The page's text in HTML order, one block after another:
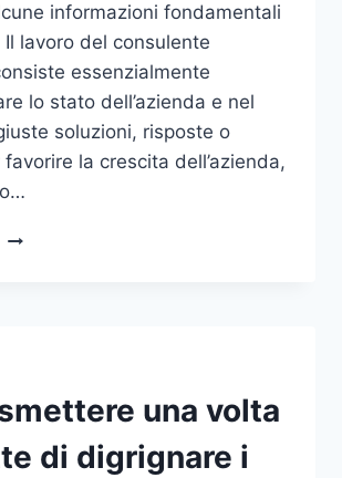
informazioni fondamentali
lavoro del consulente
essenzialmente
lo stato dell’azienda e nel
soluzioni, risposte o
la crescita dell’azienda,
IL
una volta
di digrignare i